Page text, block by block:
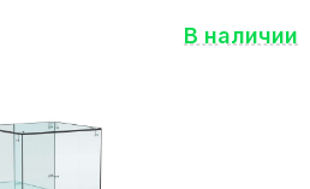
В наличии